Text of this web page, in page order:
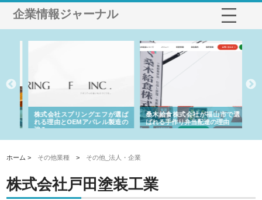
企業情報ジャーナル
株式会社スプリングエフが選ば
れる理由とOEMアパレル製造の
強み
桑木給食株式会社が福山市で選
ばれる手作り弁当配達の理由
ホーム > その他業種 > その他_法人・企業
株式会社戸田塗装工業